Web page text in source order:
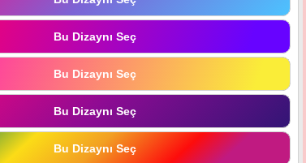
Bu Dizaynı Seç
Bu Dizaynı Seç
Bu Dizaynı Seç
Bu Dizaynı Seç